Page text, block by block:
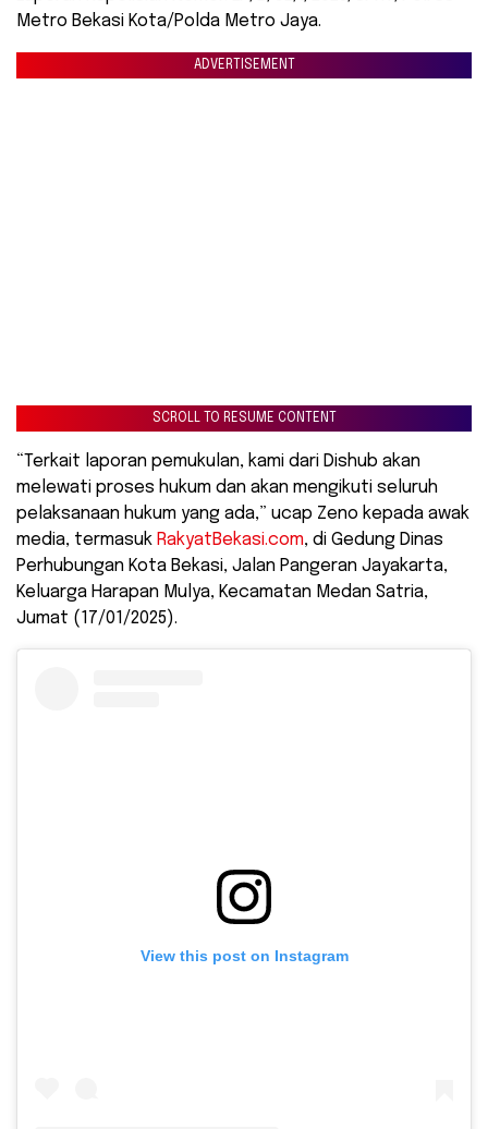
Metro Bekasi Kota/Polda Metro Jaya.
ADVERTISEMENT
SCROLL TO RESUME CONTENT
“Terkait laporan pemukulan, kami dari Dishub akan
melewati proses hukum dan akan mengikuti seluruh
pelaksanaan hukum yang ada,” ucap Zeno kepada awak
media, termasuk RakyatBekasi.com, di Gedung Dinas
Perhubungan Kota Bekasi, Jalan Pangeran Jayakarta,
Keluarga Harapan Mulya, Kecamatan Medan Satria,
Jumat (17/01/2025).
View this post on Instagram